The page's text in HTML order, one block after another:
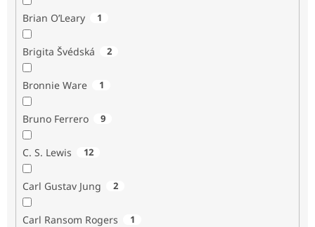
Brian O’Leary 1
Brigita Švédská 2
Bronnie Ware 1
Bruno Ferrero 9
C. S. Lewis 12
Carl Gustav Jung 2
Carl Ransom Rogers 1